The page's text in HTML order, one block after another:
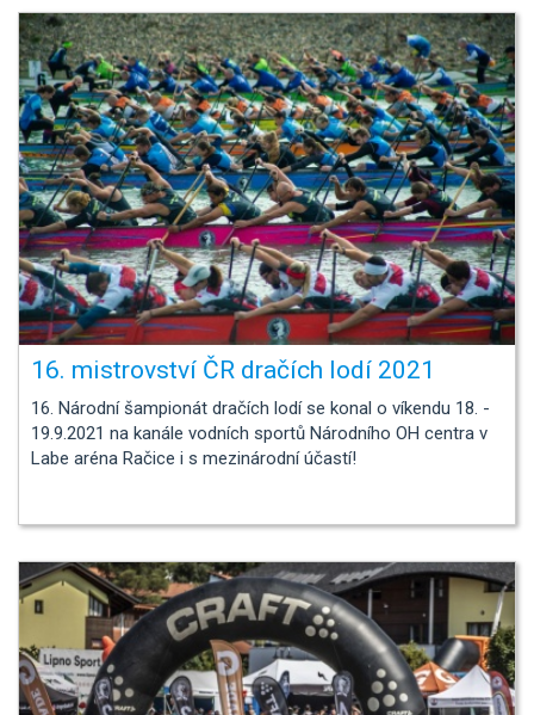
16. mistrovství ČR dračích lodí 2021
16. Národní šampionát dračích lodí se konal o víkendu 18. -
19.9.2021 na kanále vodních sportů Národního OH centra v
Labe aréna Račice i s mezinárodní účastí!